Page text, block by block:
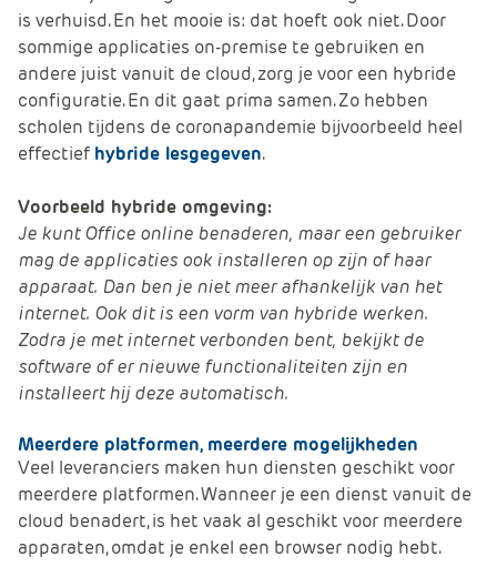
is verhuisd. En het mooie is: dat hoeft ook niet. Door
sommige applicaties on-premise te gebruiken en
andere juist vanuit de cloud, zorg je voor een hybride
configuratie. En dit gaat prima samen. Zo hebben
scholen tijdens de coronapandemie bijvoorbeeld heel
effectief hybride lesgegeven.
Voorbeeld hybride omgeving:
Je kunt Office online benaderen, maar een gebruiker
mag de applicaties ook installeren op zijn of haar
apparaat. Dan ben je niet meer afhankelijk van het
internet. Ook dit is een vorm van hybride werken.
Zodra je met internet verbonden bent, bekijkt de
software of er nieuwe functionaliteiten zijn en
installeert hij deze automatisch.
Meerdere platformen, meerdere mogelijkheden
Veel leveranciers maken hun diensten geschikt voor
meerdere platformen. Wanneer je een dienst vanuit de
cloud benadert, is het vaak al geschikt voor meerdere
apparaten, omdat je enkel een browser nodig hebt.